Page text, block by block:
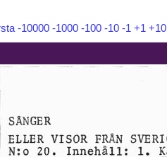
-10000 -1000 -100 -10 -1 +1 +10